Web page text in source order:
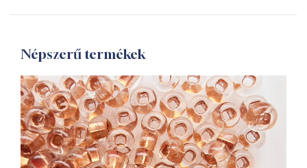
Népszerű termékek